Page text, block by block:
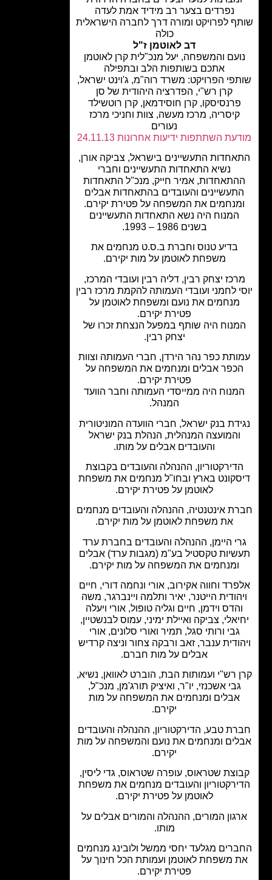
נפרדים בצער רב מידיד אמת לעדה
לפרויקט ומורה דרך לחברה הישראלית
דב לאוטמן ז"ל
והמשפחה, יעל מנכ"לית קרן לאוטמן
אתכם בשותפות הלב ובתפילה
הפרויקט: משרד רוה"מ, ג'וינט ישראל,
קרן רש"י, הפדרציה היהודית של סן
פרנסיסקו, קרן חוסידמאן, קרן רוטשילד
קיסריה, מרכז מעשה, צוות וחניכי מרכז
השתתפות ידיעות אחרונות 24.11.13
התעשיינים בישראל, צביקה אורן,
נשיא התאחדות התעשיינים וחברי
אמיר חייק, מנכ"ל התאחדות
והעובדים בהתאחדות אבלים
את המשפחה על פטירת יקירם.
המנוח היה נשא התאחדות התעשיינים
בדיע טנוס וחברת ב.ס.ט מנחמים את
משפחת לאוטמן על מות יקירם.
יצחק רבין, דליה רבין ועובדי המרכז,
לחמני ועובדי העמותה להקמת מרכז רבין
מנחמים את נועם ומשפחת לאוטמן על
פטירת יקירם.
היה שותף במפעל הנצחת זכרו של
יצחק רבין.
כפר נהר הירדן, חברי העמותה וצוות
אבלים ומנחמים את המשפחה על
פטירת יקירם.
היה ממייסדי העמותה וחבר הוועד
בנק ישראל, חברי הוועדה המוניטורית
והמועצה המנהלית, הנהלת בנק ישראל
והעובדים אבלים על מותו.
ההנהלה והעובדים בקבוצת
בארץ ובחו"ל מנחמים את משפחת
לאוטמן על פטירת יקירם.
אינטנטיה, ההנהלה והעובדים מנחמים
את משפחת לאוטמן על מות יקירם.
היימן, ההנהלה והעובדים בחברת ערד
טקסטיל בע"מ (מגבות ערד) אבלים
ומנחמים את המשפחה על מות יקירם.
וחווה אקירוב, אורי ונחמה דורי, חיים
הייטנר, יאיר ותלמה ויינברגר, משה
וידמן, חיים וגליה טופול, אורי ויעלה
צביקה ואיילת ימיני, עמוס לבנשטיין,
גבי ורותי סגל, תמיר ואורי סלונים, אורי
ענבר, זאב ורבקה צחור וניצה קרדיש
אבלים על מות חברם.
רש"י ועמותות הבת, הוברט לאוואן, נשיא,
גבי אשכנזי, יו"ר, ואיציק תורג'מן, מנכ"ל,
אבלים ומנחמים את המשפחה על מות
טבע, הדירקטוריון, ההנהלה והעובדים
ומנחמים את נועם והמשפחה על מות
שטראוס, עופרה שטראוס, גדי ליסין,
והעובדים מנחמים את משפחת
לאוטמן על פטירת יקירם.
המורים, ההנהלה והמורים אבלים על
מגלעד יחסי ממשל ולובינג מנחמים
משפחת לאוטמן ועמותת הכל חינוך על
פטירת יקירם.